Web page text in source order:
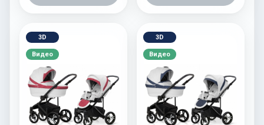
3D
Видео
3D
Видео